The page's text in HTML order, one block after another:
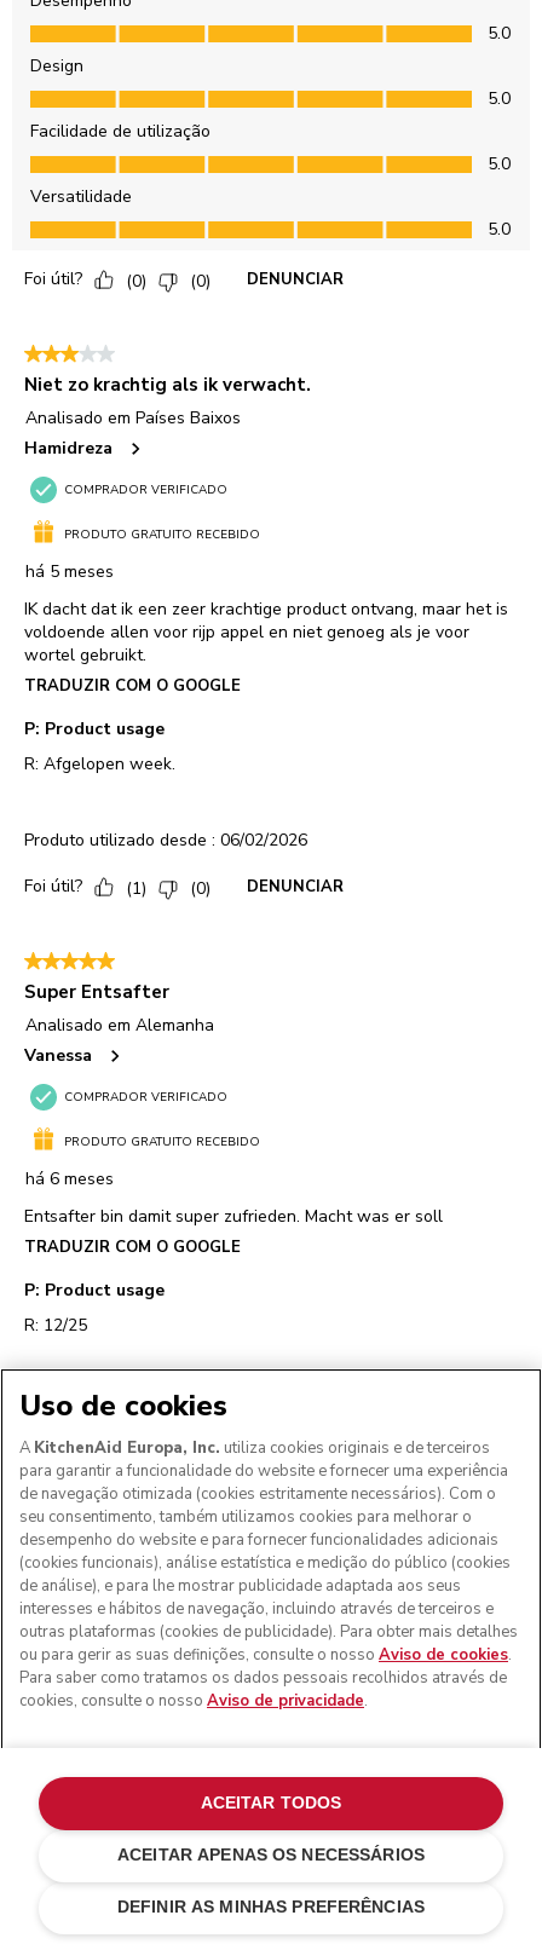
€ 194,25 custos € 64,75
Uso de cookies
A KitchenAid Europa, Inc. utiliza cookies originais e de terceiros
para garantir a funcionalidade do website e fornecer uma experiência
de navegação otimizada (cookies estritamente necessários). Com o
seu consentimento, também utilizamos cookies para melhorar o
desempenho do website e para fornecer funcionalidades adicionais
(cookies funcionais), análise estatística e medição do público (cookies
de análise), e para lhe mostrar publicidade adaptada aos seus
interesses e hábitos de navegação, incluindo através de terceiros e
outras plataformas (cookies de publicidade). Para obter mais detalhes
ou para gerir as suas definições, consulte o nosso Aviso de cookies.
Para saber como tratamos os dados pessoais recolhidos através de
cookies, consulte o nosso Aviso de privacidade.
DEFINIR AS MINHAS PREFERÊNCIAS
ACEITAR APENAS OS NECESSÁRIOS
ACEITAR TODOS